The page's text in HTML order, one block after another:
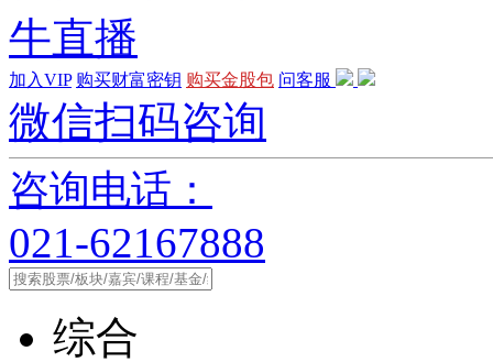
加入VIP 购买财富密钥 购买金股包 问客服
微信扫码咨询
咨询电话：
021-62167888
综合